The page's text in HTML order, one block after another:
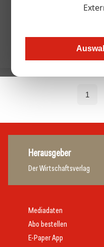
Christina
1
Herausgeber
Der Wirtschaftsverlag
Mediadaten
Abo bestellen
E-Paper App